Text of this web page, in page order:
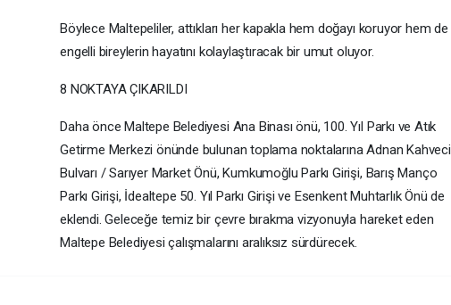
Böylece Maltepeliler, attıkları her kapakla hem doğayı koruyor hem de
engelli bireylerin hayatını kolaylaştıracak bir umut oluyor.
8 NOKTAYA ÇIKARILDI
Daha önce Maltepe Belediyesi Ana Binası önü, 100. Yıl Parkı ve Atık
Getirme Merkezi önünde bulunan toplama noktalarına Adnan Kahveci
Bulvarı / Sarıyer Market Önü, Kumkumoğlu Parkı Girişi, Barış Manço
Parkı Girişi, İdealtepe 50. Yıl Parkı Girişi ve Esenkent Muhtarlık Önü de
eklendi. Geleceğe temiz bir çevre bırakma vizyonuyla hareket eden
Maltepe Belediyesi çalışmalarını aralıksız sürdürecek.